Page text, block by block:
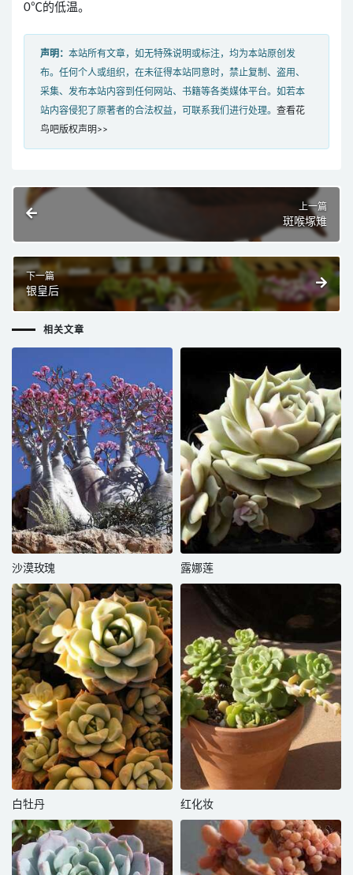
0℃的低温。
声明： 本站所有文章，如无特殊说明或标注，均为本站原创发
布。任何个人或组织，在未征得本站同意时，禁止复制、盗用、
采集、发布本站内容到任何网站、书籍等各类媒体平台。如若本
站内容侵犯了原著者的合法权益，可联系我们进行处理。 查看花
鸟吧版权声明>>
上一篇
斑喉塚雉
下一篇
银皇后
相关文章
沙漠玫瑰 露娜莲
白牡丹 红化妆